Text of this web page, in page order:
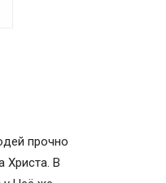
прочно
Христа. В